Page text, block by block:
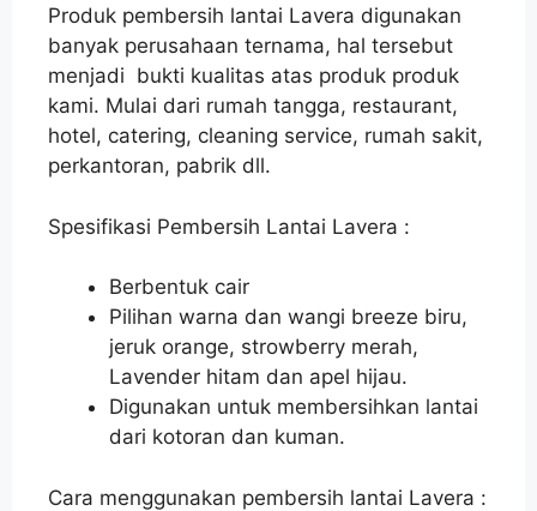
Produk pembersih lantai Lavera digunakan
banyak perusahaan ternama, hal tersebut
menjadi bukti kualitas atas produk produk
kami. Mulai dari rumah tangga, restaurant,
hotel, catering, cleaning service, rumah sakit,
perkantoran, pabrik dll.
Spesifikasi Pembersih Lantai Lavera :
Berbentuk cair
Pilihan warna dan wangi breeze biru,
jeruk orange, strowberry merah,
Lavender hitam dan apel hijau.
Digunakan untuk membersihkan lantai
dari kotoran dan kuman.
Cara menggunakan pembersih lantai Lavera :